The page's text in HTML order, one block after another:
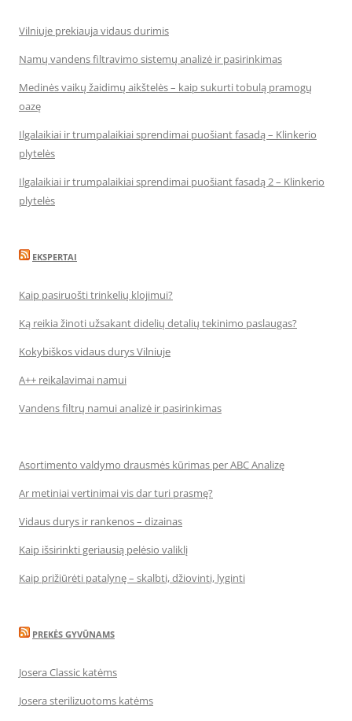
Vilniuje prekiauja vidaus durimis
Namų vandens filtravimo sistemų analizė ir pasirinkimas
Medinės vaikų žaidimų aikštelės – kaip sukurti tobulą pramogų
oazę
Ilgalaikiai ir trumpalaikiai sprendimai puošiant fasadą – Klinkerio
plytelės
Ilgalaikiai ir trumpalaikiai sprendimai puošiant fasadą 2 – Klinkerio
plytelės
EKSPERTAI
Kaip pasiruošti trinkelių klojimui?
Ką reikia žinoti užsakant didelių detalių tekinimo paslaugas?
Kokybiškos vidaus durys Vilniuje
A++ reikalavimai namui
Vandens filtrų namui analizė ir pasirinkimas
Asortimento valdymo drausmės kūrimas per ABC Analizę
Ar metiniai vertinimai vis dar turi prasmę?
Vidaus durys ir rankenos – dizainas
Kaip išsirinkti geriausią pelėsio valiklį
Kaip prižiūrėti patalynę – skalbti, džiovinti, lyginti
PREKĖS GYVŪNAMS
Josera Classic katėms
Josera sterilizuotoms katėms